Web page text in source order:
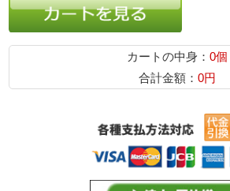
カートの中身： 0個
合計金額： 0円